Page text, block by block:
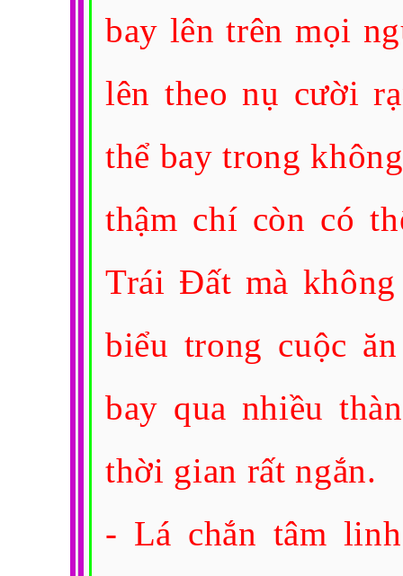
bay lên trên mọi
lên theo nụ cười
thể bay trong
thậm chí còn có
Trái Đất mà
biểu trong cuộc
bay qua nhiều
thời gian rất ngắn.
- Lá chắn tâm